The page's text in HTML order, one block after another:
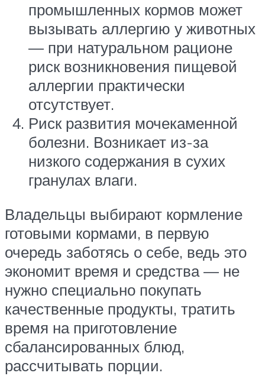
промышленных кормов может
вызывать аллергию у животных
— при натуральном рационе
риск возникновения пищевой
аллергии практически
отсутствует.
Риск развития мочекаменной
болезни. Возникает из-за
низкого содержания в сухих
гранулах влаги.
Владельцы выбирают кормление
готовыми кормами, в первую
очередь заботясь о себе, ведь это
экономит время и средства — не
нужно специально покупать
качественные продукты, тратить
время на приготовление
сбалансированных блюд,
рассчитывать порции.